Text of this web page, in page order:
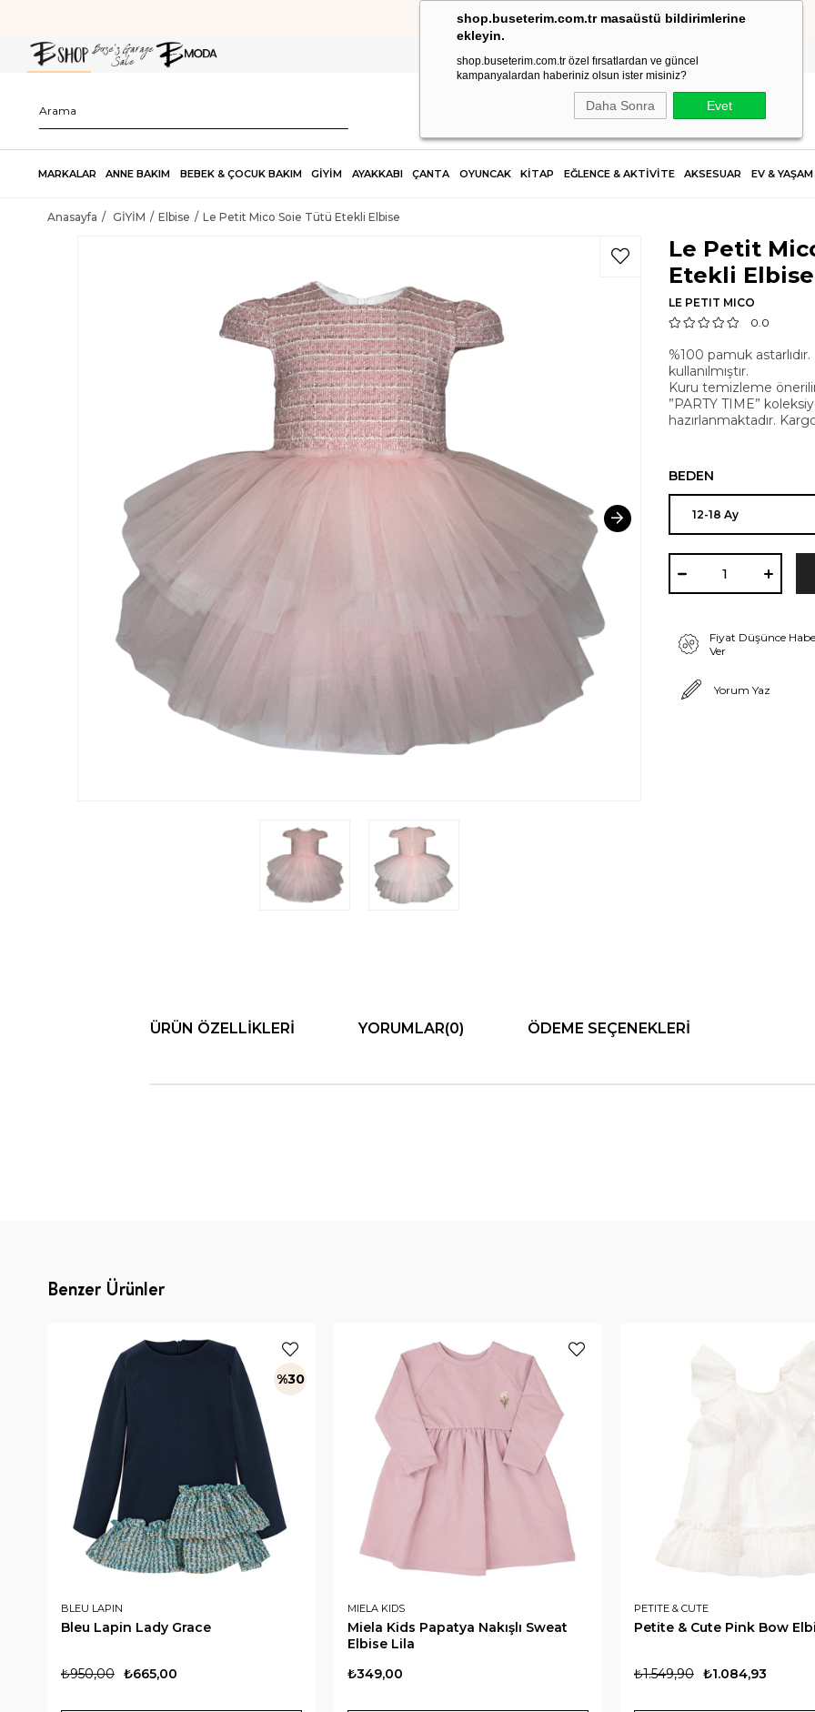
shop.buseterim.com.tr masaüstü bildirimlerine
ekleyin.
shop.buseterim.com.tr özel fırsatlardan ve güncel
kampanyalardan haberiniz olsun ister misiniz?
Daha Sonra Evet
HIZLI KARGO
MARKALAR ANNE BAKIM BEBEK & ÇOCUK BAKIM GİYİM AYAKKABI ÇANTA OYUNCAK KİTAP EĞLENCE & AKTİVİTE AKSESUAR EV & YAŞAM
Anasayfa GİYİM Elbise Le Petit Mico Soie Tütü Etekli Elbise
Le Petit
Etekli Elbise
LE PETIT MICO
0.0
%100 pamuk
kullanılmıştır.
Kuru temizleme
”PARTY TIME”
hazırlanmaktadır.
BEDEN
Fiyat Düşünce
Ver
Yorum Yaz
ÜRÜN ÖZELLIKLERI YORUMLAR(0) ÖDEME SEÇENEKLERI
Benzer Ürünler
BLEU LAPIN
Bleu Lapin Lady Grace
₺665,00
₺950,00
%30
MIELA KIDS
Miela Kids Papatya Nakışlı Sweat
Elbise Lila
₺349,00
PETITE & CUTE
Petite & Cute Pink Bow
₺1.084,93
₺1.549,90